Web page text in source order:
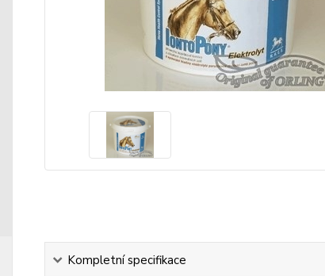
Kompletní specifikace